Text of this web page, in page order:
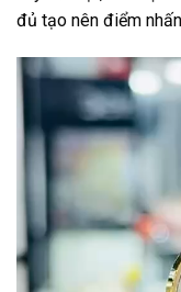
đủ tạo nên điểm
Trình
chơi
Video